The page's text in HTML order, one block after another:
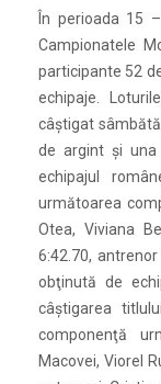
În perioada 15
Campionatele
participante 52
echipaje.
câştigat
de argint şi una
echipajul
următoarea
Otea, Viviana
6:42.70,
obţinută de
câştigarea
componenţă
Macovei, Viorel